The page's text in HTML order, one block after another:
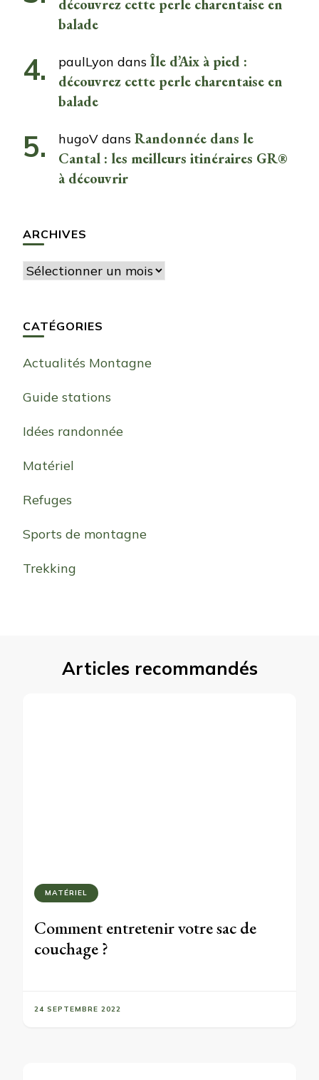
découvrez cette perle charentaise en
balade
paulLyon dans Île d’Aix à pied :
découvrez cette perle charentaise en
balade
hugoV dans Randonnée dans le
Cantal : les meilleurs itinéraires GR®
à découvrir
ARCHIVES
Archives
CATÉGORIES
Actualités Montagne
Guide stations
Idées randonnée
Matériel
Refuges
Sports de montagne
Trekking
Articles recommandés
MATÉRIEL
Comment entretenir votre sac de
couchage ?
24 SEPTEMBRE 2022